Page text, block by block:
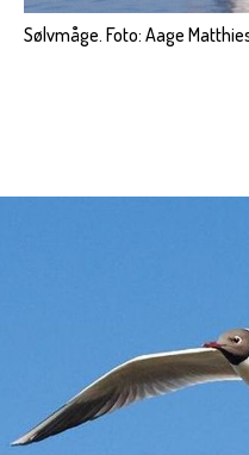
Sølvmåge. Foto: Aage